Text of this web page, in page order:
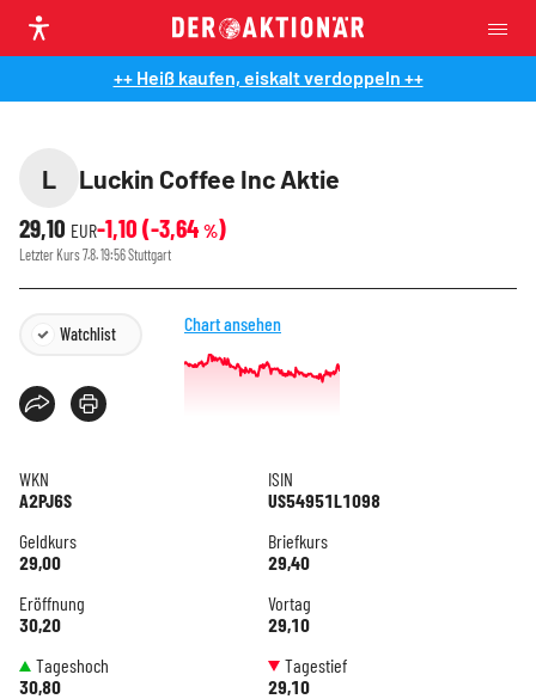
++ Heiß kaufen, eiskalt verdoppeln ++
L
Luckin Coffee Inc Aktie
29,10 EUR-1,10 (-3,64 %)
Letzter Kurs7.8. 19:56Stuttgart
Watchlist Chart ansehen
WKN
A2PJ6S
ISIN
US54951L1098
Geldkurs
29,00
Briefkurs
29,40
Eröffnung
30,20
Vortag
29,10
Tageshoch
30,80
Tagestief
29,10